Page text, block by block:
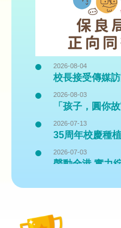
2026-08-04
校長接受傳媒
2026-08-03
「孩子，圓你
2026-07-13
35周年校慶種
2026-07-03
聲動全港 實力